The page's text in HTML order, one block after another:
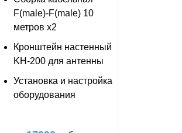
F(male)-F(male) 10
метров x2
Кронштейн настенный
KH-200 для антенны
Установка и настройка
оборудования